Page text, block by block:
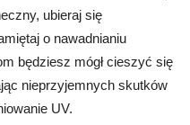
ubieraj się
o nawadnianiu
będziesz mógł cieszyć się
nieprzyjemnych skutków
UV.